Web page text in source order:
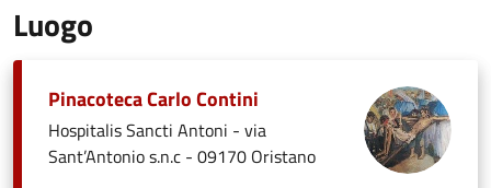
Luogo
Pinacoteca Carlo Contini
Hospitalis Sancti Antoni - via
Sant’Antonio s.n.c - 09170 Oristano